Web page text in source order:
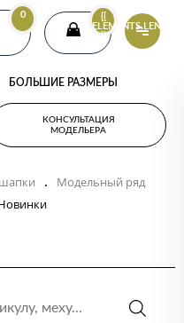
0
{{
ELEMENTS.LENGTH
}}
БОЛЬШИЕ РАЗМЕРЫ
КОНСУЛЬТАЦИЯ
МОДЕЛЬЕРА
. Модельный ряд